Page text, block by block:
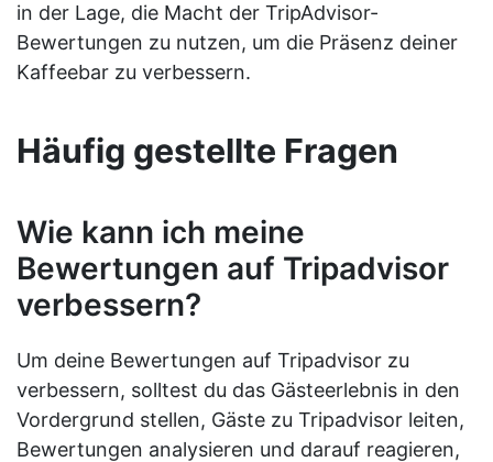
in der Lage, die Macht der TripAdvisor-
Bewertungen zu nutzen, um die Präsenz deiner
Kaffeebar zu verbessern.
Häufig gestellte Fragen
Wie kann ich meine
Bewertungen auf Tripadvisor
verbessern?
Um deine Bewertungen auf Tripadvisor zu
verbessern, solltest du das Gästeerlebnis in den
Vordergrund stellen, Gäste zu Tripadvisor leiten,
Bewertungen analysieren und darauf reagieren,